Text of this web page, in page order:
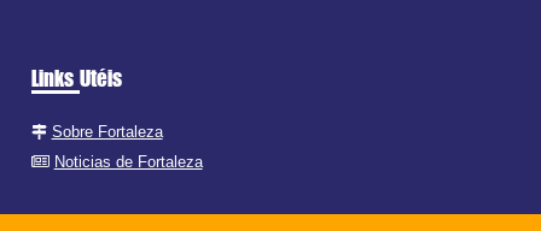
Links Utéis
Sobre Fortaleza
Noticias de Fortaleza